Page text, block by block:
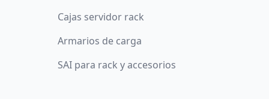
Cajas servidor rack
Armarios de carga
SAI para rack y accesorios